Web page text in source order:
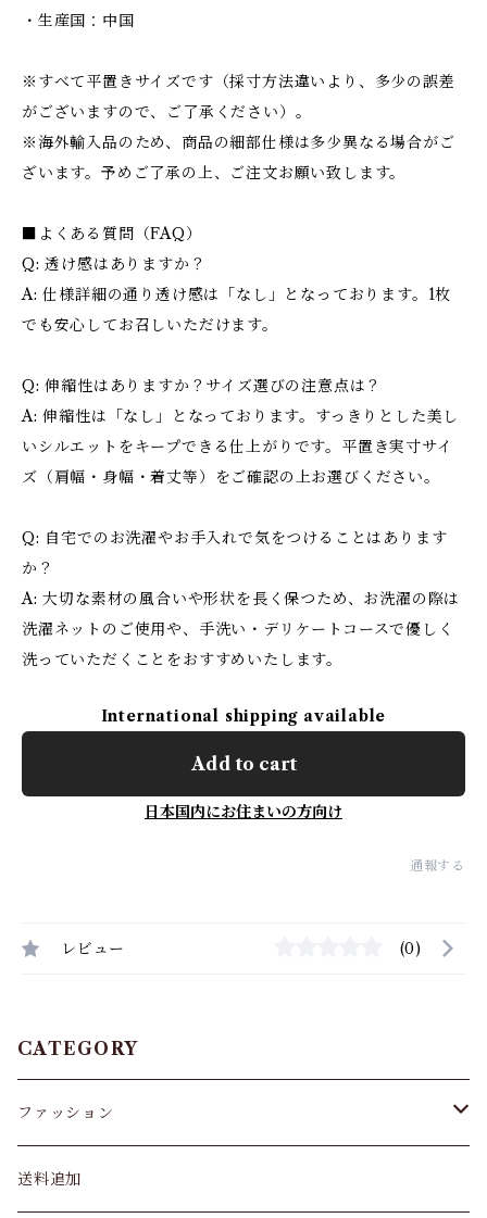
・生産国：中国
※すべて平置きサイズです（採寸方法違いより、多少の誤差
がございますので、ご了承ください）。
※海外輸入品のため、商品の細部仕様は多少異なる場合がご
ざいます。予めご了承の上、ご注文お願い致します。
■よくある質問（FAQ）
Q: 透け感はありますか？
A: 仕様詳細の通り透け感は「なし」となっております。1枚
でも安心してお召しいただけます。
Q: 伸縮性はありますか？サイズ選びの注意点は？
A: 伸縮性は「なし」となっております。すっきりとした美し
いシルエットをキープできる仕上がりです。平置き実寸サイ
ズ（肩幅・身幅・着丈等）をご確認の上お選びください。
Q: 自宅でのお洗濯やお手入れで気をつけることはあります
か？
A: 大切な素材の風合いや形状を長く保つため、お洗濯の際は
洗濯ネットのご使用や、手洗い・デリケートコースで優しく
洗っていただくことをおすすめいたします。
International shipping available
Add to cart
日本国内にお住まいの方向け
通報する
レビュー (0)
CATEGORY
ファッション
パンツ&スカート
送料追加